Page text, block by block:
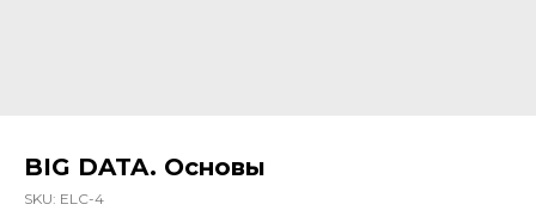
BIG DATA. Основы
SKU: ELC-4